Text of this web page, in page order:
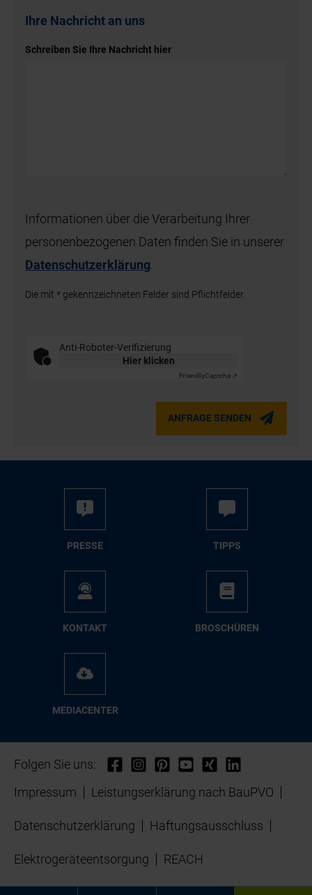
Ihre Nachricht an uns
Schreiben Sie Ihre Nachricht hier
Informationen über die Verarbeitung Ihrer
personenbezogenen Daten finden Sie in unserer
Datenschutzerklärung
Die mit * gekennzeichneten Felder sind Pflichtfelder.
Anti-Roboter-Verifizierung
Hier klicken
FriendlyCaptcha ⇗
ANFRAGE SENDEN
PRES­SE TIPPS
KON­TAKT BRO­SCHÜ­REN
ME­DIA­CEN­TER
Folgen Sie uns:
Impressum
Leistungserklärung nach BauPVO
Datenschutzerklärung Haftungsausschluss
Elektrogeräteentsorgung REACH